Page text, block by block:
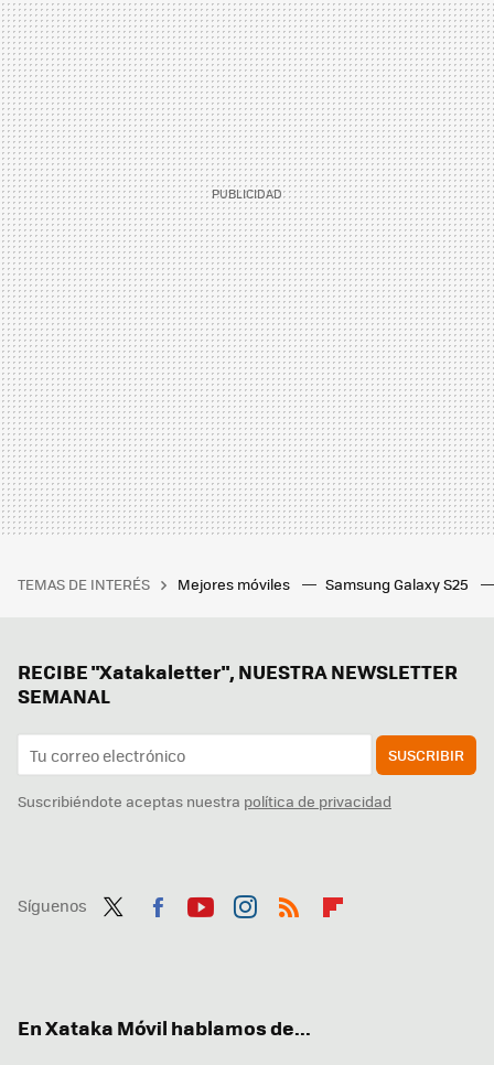
TEMAS DE INTERÉS Mejores móviles Samsung Galaxy S25
RECIBE "Xatakaletter", NUESTRA NEWSLETTER
SEMANAL
SUSCRIBIR
Suscribiéndote aceptas nuestra política de privacidad
Síguenos
En Xataka Móvil hablamos de...